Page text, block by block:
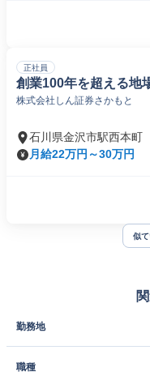
正社員
創業100年を超える地
株式会社しん証券さかもと
石川県金沢市駅西本町
月給22万円～30万円
似
勤務地
職種